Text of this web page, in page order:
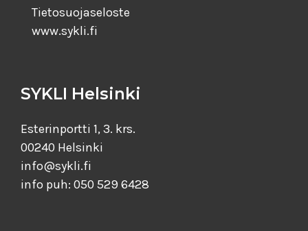
Tietosuojaseloste
www.sykli.fi
SYKLI Helsinki
Esterinportti 1, 3. krs.
00240 Helsinki
info@sykli.fi
info puh: 050 529 6428